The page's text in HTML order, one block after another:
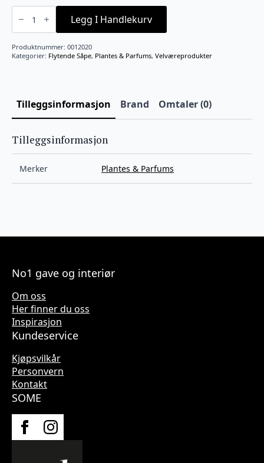
Oliven
marseille-
antall
Legg I Handlekurv
Produktnummer: 0012020
Kategorier: Flytende Såpe, Plantes & Parfums, Velværeprodukter
Tilleggsinformasjon Brand Omtaler (0)
Tilleggsinformasjon
Merker Plantes & Parfums
No1 gave og interiør
Om oss
Her finner du oss
Inspirasjon
Kundeservice
Kjøpsvilkår
Personvern
Kontakt
SOME